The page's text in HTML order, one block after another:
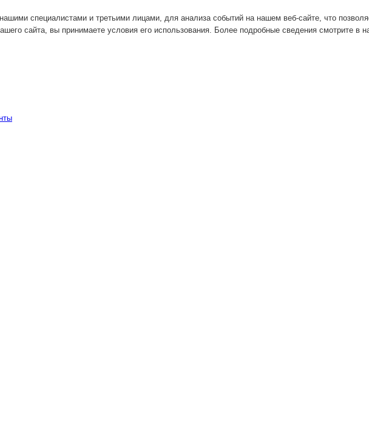
специалистами и третьими лицами, для анализа событий на нашем веб-сайте, что
сайта, вы принимаете условия его использования. Более подробные сведения смотрите в